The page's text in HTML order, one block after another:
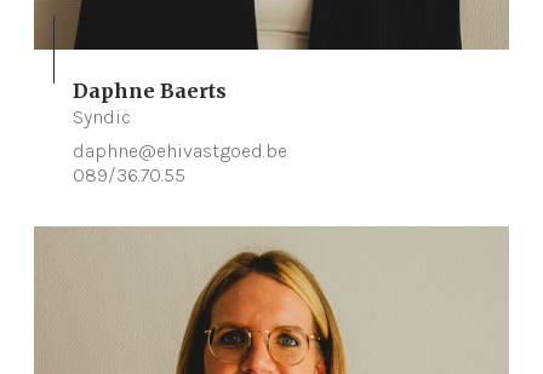
Daphne Baerts
Syndic
daphne@ehivastgoed.be
089/36.70.55